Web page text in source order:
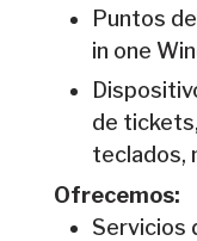
Puntos
in one
de
teclados,
Ofrecemos:
Servicios